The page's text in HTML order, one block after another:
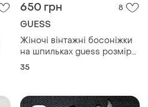
650 грн 8
GUESS
Жіночі вінтажні босоніжки
на шпильках guess розмір
35
35